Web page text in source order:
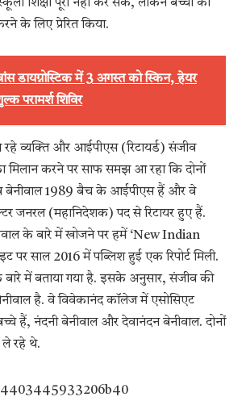
शिक्षा पूरी नहीं कर सके, लेकिन बच्चों को
के लिए प्रेरित किया.
डायग्नोस्टिक में 3 अगस्त को स्किन, हेयर
परामर्श शिविर
व्यक्ति और आईपीएस (रिटायर्ड) संजीव
मिलान करने पर साफ समझ आ रहा कि दोनों
बेनीवाल 1989 बैच के आईपीएस हैं और वे
जनरल (महानिदेशक) पद से रिटायर हुए हैं.
के बारे में खोजने पर हमें ‘New Indian
पर साल 2016 में पब्लिश हुई एक रिपोर्ट मिली.
में बताया गया है. इसके अनुसार, संजीव की
बेनीवाल है. वे विवेकानंद कॉलेज में एसोसिएट
हैं, नंदनी बेनीवाल और देवानंदन बेनीवाल. दोनों
ले रहे थे.